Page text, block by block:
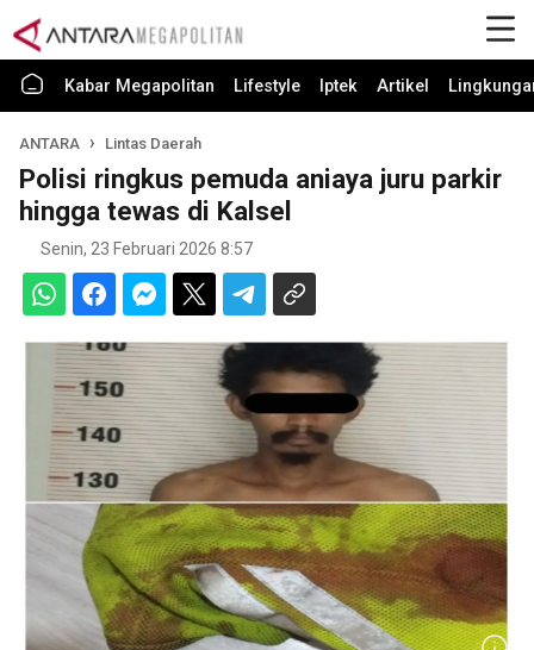
Kabar Megapolitan Lifestyle Iptek Artikel
ANTARA Lintas Daerah
Polisi ringkus pemuda aniaya juru parkir
hingga tewas di Kalsel
Senin, 23 Februari 2026 8:57